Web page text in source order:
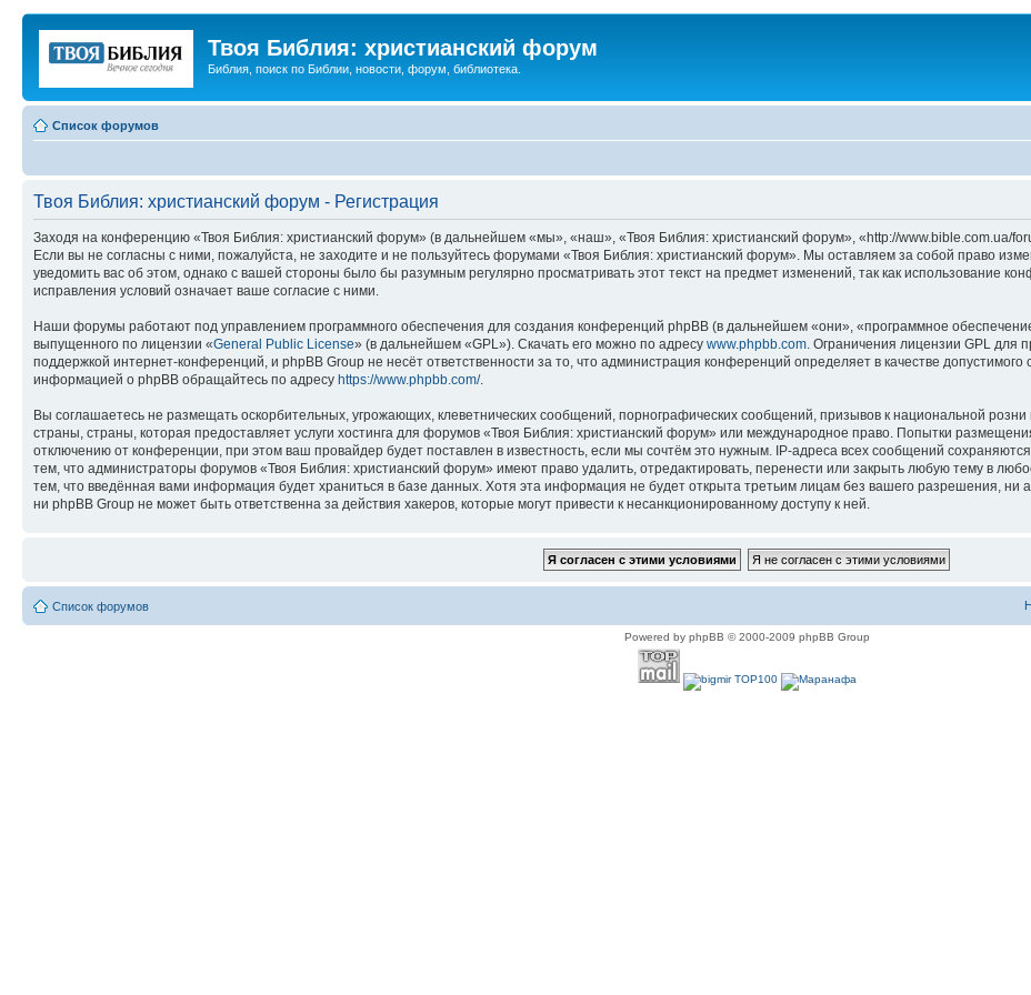
Твоя Библия: христианский форум
Библия, поиск по Библии, новости, форум, библиотека.
Список форумов
Твоя Библия: христианский форум - Регистрация
Заходя на конференцию «Твоя Библия: христианский форум» (в дальнейшем «мы», «наш», «Твоя Библия: христианский форум», «http://www.bible.com.ua/
Если вы не согласны с ними, пожалуйста, не заходите и не пользуйтесь форумами «Твоя Библия: христианский форум». Мы оставляем за собой право
уведомить вас об этом, однако с вашей стороны было бы разумным регулярно просматривать этот текст на предмет изменений, так как использование
исправления условий означает ваше согласие с ними.
Наши форумы работают под управлением программного обеспечения для создания конференций phpBB (в дальнейшем «они», «программное
выпущенного по лицензии «General Public License» (в дальнейшем «GPL»). Скачать его можно по адресу www.phpbb.com . Ограничения лицензии GPL для
поддержкой интернет-конференций, и phpBB Group не несёт ответственности за то, что администрация конференций определяет в качестве
информацией о phpBB обращайтесь по адресу https://www.phpbb.com/.
Вы соглашаетесь не размещать оскорбительных, угрожающих, клеветнических сообщений, порнографических сообщений, призывов к национальной
страны, страны, которая предоставляет услуги хостинга для форумов «Твоя Библия: христианский форум» или международное право. Попытки
отключению от конференции, при этом ваш провайдер будет поставлен в известность, если мы сочтём это нужным. IP-адреса всех сообщений
тем, что администраторы форумов «Твоя Библия: христианский форум» имеют право удалить, отредактировать, перенести или закрыть любую тему в
тем, что введённая вами информация будет храниться в базе данных. Хотя эта информация не будет открыта третьим лицам без вашего разрешения, ни
ни phpBB Group не может быть ответственна за действия хакеров, которые могут привести к несанкционированному доступу к ней.
Список форумов
Powered by phpBB © 2000-2009 phpBB Group